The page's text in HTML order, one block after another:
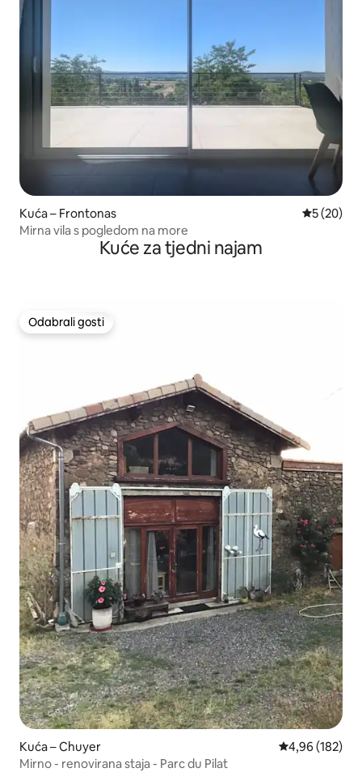
Kuća – Frontonas Prosječna
5 (20)
Mirna vila s pogledom na more
Kuće za tjedni najam
Odabrali gosti
Odabrali gosti
Kuća – Chuyer Prosječna
4,96 (182)
Mirno - renovirana staja - Parc du Pilat